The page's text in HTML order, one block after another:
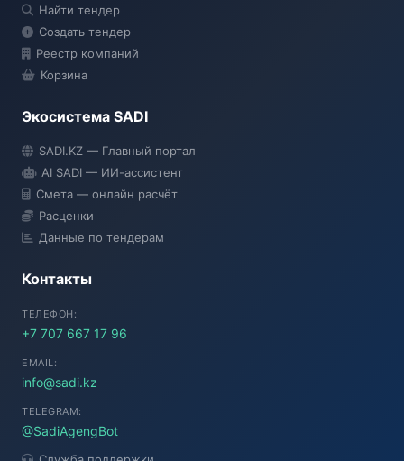
Найти тендер
Создать тендер
Реестр компаний
Корзина
Экосистема SADI
SADI.KZ — Главный портал
AI SADI — ИИ-ассистент
Смета — онлайн расчёт
Расценки
Данные по тендерам
Контакты
ТЕЛЕФОН:
+7 707 667 17 96
EMAIL:
info@sadi.kz
TELEGRAM:
@SadiAgengBot
● Подключение...